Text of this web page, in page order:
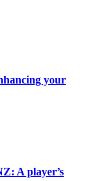
your
A player’s